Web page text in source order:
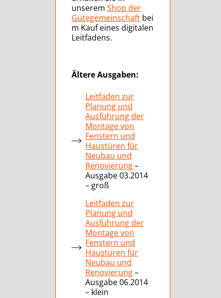
unserem Shop der
Gütegemeinschaft bei
m Kauf eines digitalen
Leitfadens.
Ältere Ausgaben:
Leitfaden zur
Planung und
Ausführung der
Montage von
Fenstern und
Haustüren für
Neubau und
Renovierung–
Ausgabe 03.2014
– groß
Leitfaden zur
Planung und
Ausführung der
Montage von
Fenstern und
Haustüren für
Neubau und
Renovierung–
Ausgabe 06.2014
– klein